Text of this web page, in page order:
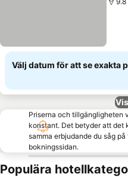
Välj datum för att se exakta
Priserna och tillgängligheten
konstant. Det betyder att det
samma erbjudande du såg
bokningssidan.
Populära